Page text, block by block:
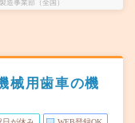
械用歯車の機
日が休み WEB登録OK